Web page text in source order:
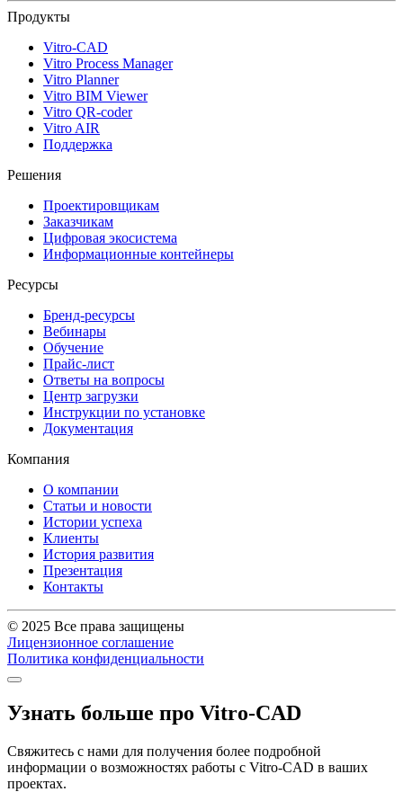
Продукты
Vitro-CAD
Vitro Process Manager
Vitro Planner
Vitro BIM Viewer
Vitro QR-coder
Vitro AIR
Поддержка
Решения
Проектировщикам
Заказчикам
Цифровая экосистема
Информационные контейнеры
Ресурсы
Бренд-ресурсы
Вебинары
Обучение
Прайс-лист
Ответы на вопросы
Центр загрузки
Инструкции по установке
Документация
Компания
О компании
Статьи и новости
Истории успеха
Клиенты
История развития
Презентация
Контакты
© 2025 Все права защищены
Лицензионное соглашение
Политика конфиденциальности
Узнать больше про Vitro-CAD
Свяжитесь с нами для получения более подробной
информации о возможностях работы с Vitro-CAD в ваших
проектах.